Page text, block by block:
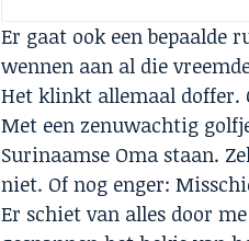
Er gaat ook een bepaalde
wennen aan al die
Het klinkt allemaal doffer.
Met een zenuwachtig
Surinaamse Oma staan.
niet. Of nog enger:
Er schiet van alles door